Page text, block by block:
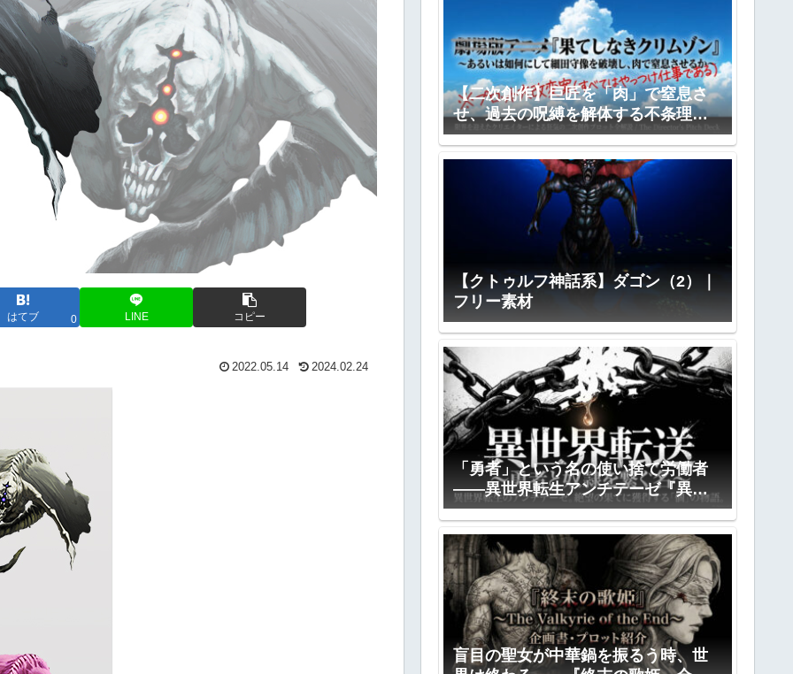
はてブ 0 LINE コピー
2022.05.14 2024.02.24
【二次創作】巨匠を「肉」で窒息さ
せ、過去の呪縛を解体する不条理劇
―『果てしなきクリムゾン』全プロ
ット公開
【クトゥルフ神話系】ダゴン（2）｜
フリー素材
「勇者」という名の使い捨て労働者
――異世界転生アンチテーゼ『異世
界転送』全プロット公開
盲目の聖女が中華鍋を振るう時、世